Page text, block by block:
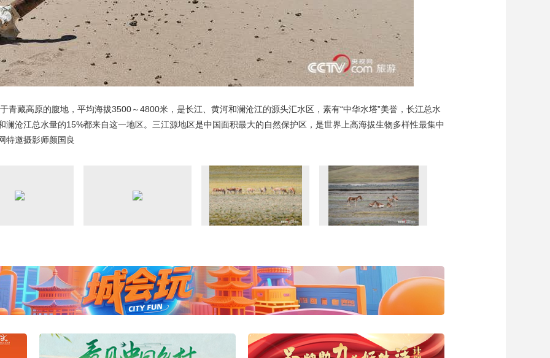
热播榜 总台企业白名单
青藏高原的腹地，平均海拔3500～4800米，是长江、黄河和澜沧江的源头汇水区，素有“中华水塔”美誉，长江总水
澜沧江总水量的15%都来自这一地区。三江源地区是中国面积最大的自然保护区，是世界上高海拔生物多样性最集中
特邀摄影师颜国良